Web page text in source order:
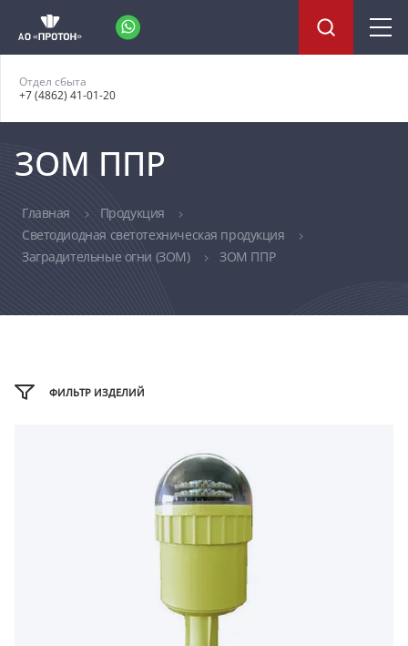
Отдел сбыта
+7 (4862) 41-01-20
ЗОМ ППР
Главная
Продукция
Светодиодная светотехническая продукция
Заградительные огни (ЗОМ)
ЗОМ ППР